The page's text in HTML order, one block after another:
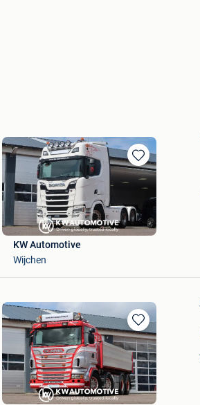
Bewaren
in
Favorieten
KW Automotive
Wijchen
Bewaren
in
Mijn
Favorieten